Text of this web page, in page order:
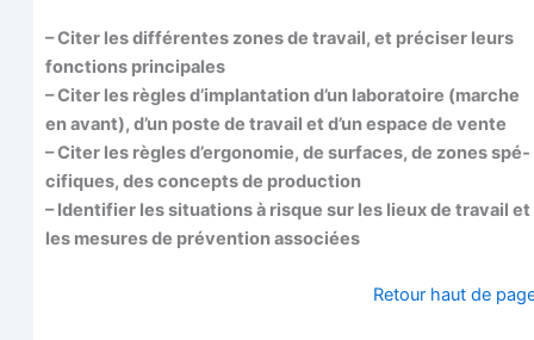
– Citer les dif­fé­rentes zones de tra­vail, et pré­ci­ser leurs
fonc­tions principales
– Citer les règles d’implantation d’un labo­ra­toire (marche
en avant), d’un poste de tra­vail et d’un espace de vente
– Citer les règles d’ergonomie, de sur­faces, de zones spé­
ci­fiques, des concepts de production
– Iden­ti­fier les situa­tions à risque sur les lieux de tra­vail et
les mesures de pré­ven­tion associées
Retour haut de